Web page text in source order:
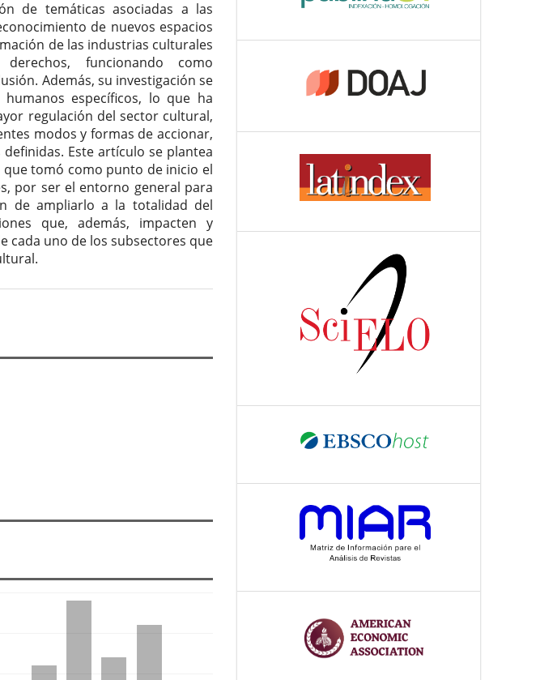
de temáticas asociadas a las
de nuevos espacios
de las industrias culturales
funcionando como
Además, su investigación se
específicos, lo que ha
regulación del sector cultural,
modos y formas de accionar,
Este artículo se plantea
tomó como punto de inicio el
por ser el entorno general para
de ampliarlo a la totalidad del
que, además, impacten y
cada uno de los subsectores que